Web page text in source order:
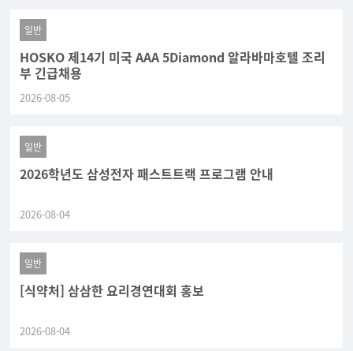
일반
HOSKO 제14기 미국 AAA 5Diamond 알라바마호텔 조리
부 긴급채용
2026-08-05
일반
2026학년도 삼성전자 패스트트랙 프로그램 안내
2026-08-04
일반
[식약처] 삼삼한 요리경연대회 홍보
2026-08-04